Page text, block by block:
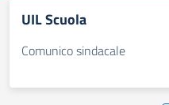
UIL Scuola
Comunico sindacale